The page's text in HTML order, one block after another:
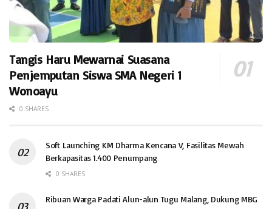
Tangis Haru Mewarnai Suasana
Penjemputan Siswa SMA Negeri 1
Wonoayu
0 SHARES
Soft Launching KM Dharma Kencana V, Fasilitas Mewah
Berkapasitas 1.400 Penumpang
0 SHARES
Ribuan Warga Padati Alun-alun Tugu Malang, Dukung MBG